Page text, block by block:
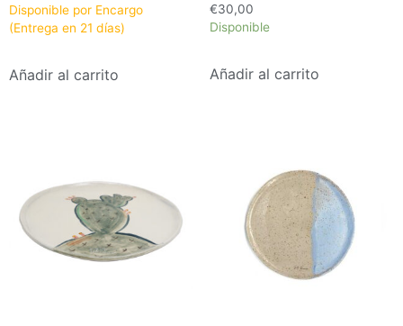
Disponible por Encargo
(Entrega en 21 días)
Añadir al carrito
€30,00
Disponible
Añadir al carrito